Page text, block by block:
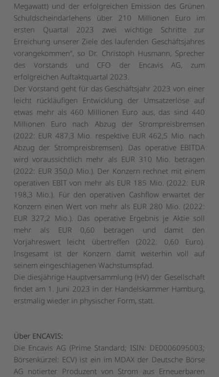
Megawatt) und der erfolgreichen Emission des Grünen
Schuldscheindarlehens über 210 Millionen Euro im
ersten Quartal 2023 zwei wichtige Schritte zur
Erreichung unserer Ziele des laufenden Geschäftsjahres
vorangekommen“, so Dr. Christoph Husmann, Sprecher
des Vorstands und CFO der Encavis AG, zum
erfolgreichen Auftaktquartal 2023.
Der Vorstand geht für das Geschäftsjahr 2023 von einer
leicht rückläufigen Entwicklung der Umsatzerlöse auf
etwas mehr als 460 Millionen Euro aus, das sind 440
Millionen Euro nach Abzug der Strompreisbremsen
(2022: EUR 487,3 Mio. respektive EUR 462,5 Mio. nach
Abzug der Strompreisbremsen). Das operative EBITDA
wird voraussichtlich mehr als EUR 310 Mio. betragen
(2022: EUR 350,0 Mio.). Der Konzern rechnet mit einem
operativen EBIT von mehr als EUR 185 Mio. (2022: EUR
198,3 Mio.). Für den operativen Cashflow erwartet der
Konzern einen Wert von mehr als EUR 280 Mio. (2022:
EUR 327,2 Mio.). Das operative Ergebnis je Aktie soll
mehr als EUR 0,60 betragen und damit den
Vorjahreswert leicht übertreffen (2022: 0,60 Euro).
Insgesamt ist der Konzern damit weiterhin voll auf
seinem eingeschlagenen Wachstumspfad.
Die diesjährige Hauptversammlung (HV) der Gesellschaft
findet am 1. Juni 2023 in der Handelskammer Hamburg,
erstmalig wieder in physischer Form, statt.
Über ENCAVIS:
Die Encavis AG (Prime Standard; ISIN: DE0006095003;
Börsenkürzel: ECV) ist ein im MDAX der Deutsche Börse
AG notierter Produzent von Strom aus Erneuerbaren